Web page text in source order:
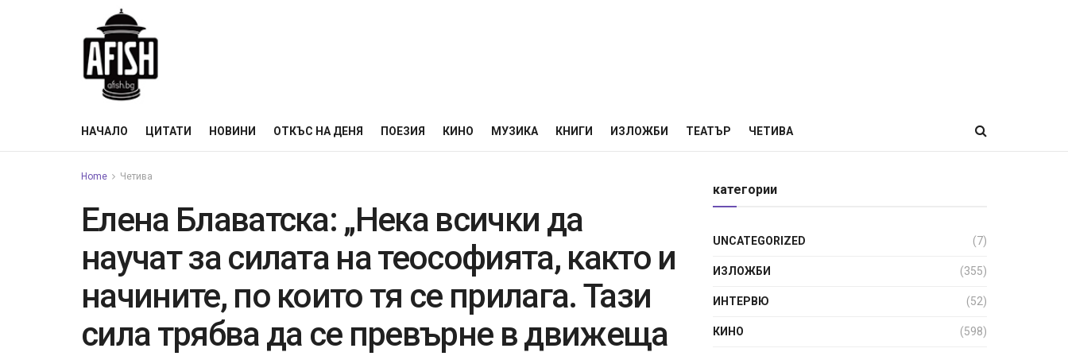
НАЧАЛО ЦИТАТИ НОВИНИ ОТКЪС НА ДЕНЯ ПОЕЗИЯ КИНО МУЗИКА КНИГИ ИЗЛОЖБИ ТЕАТЪР ЧЕТИВА
Home Четива
Елена Блаватска: „Нека всички да
научат за силата на теософията, както и
начините, по които тя се прилага. Тази
сила трябва да се превърне в движеща
категории
UNCATEGORIZED (7)
ИЗЛОЖБИ (355)
ИНТЕРВЮ (52)
КИНО (598)